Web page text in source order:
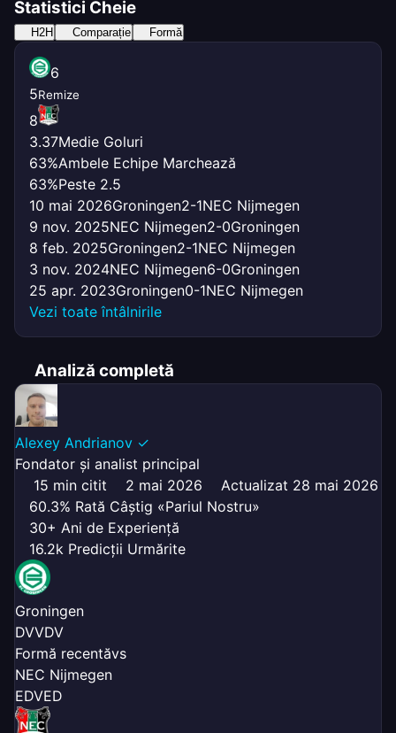
Statistici Cheie
H2H Comparație Formă
6
5Remize
8
3.37Medie Goluri
63%Ambele Echipe Marchează
63%Peste 2.5
10 mai 2026Groningen2-1NEC Nijmegen
9 nov. 2025NEC Nijmegen2-0Groningen
8 feb. 2025Groningen2-1NEC Nijmegen
3 nov. 2024NEC Nijmegen6-0Groningen
25 apr. 2023Groningen0-1NEC Nijmegen
Vezi toate întâlnirile
Analiză completă
Alexey Andrianov ✓
Fondator și analist principal
15 min citit
2 mai 2026
Actualizat 28 mai 2026
60.3% Rată Câștig «Pariul Nostru»
30+ Ani de Experiență
16.2k Predicții Urmărite
Groningen
DVVDV
Formă recentăvs
NEC Nijmegen
EDVED